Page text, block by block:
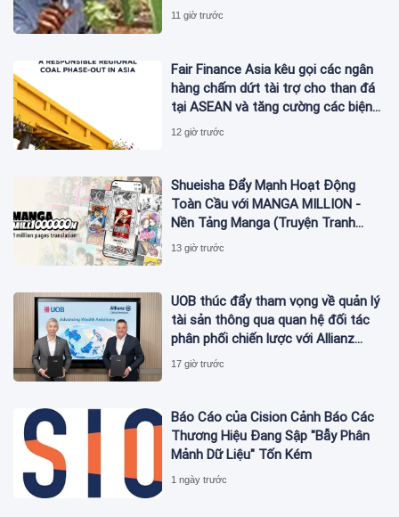
sản lượng không đủ để bán
11 giờ trước
Fair Finance Asia kêu gọi các ngân
hàng chấm dứt tài trợ cho than đá
tại ASEAN và tăng cường các biện
pháp bảo vệ xã hội
12 giờ trước
Shueisha Đẩy Mạnh Hoạt Động
Toàn Cầu với MANGA MILLION -
Nền Tảng Manga (Truyện Tranh
Nhật Bản) Hỗ Trợ 100 Ngôn Ngữ
13 giờ trước
UOB thúc đẩy tham vọng về quản lý
tài sản thông qua quan hệ đối tác
phân phối chiến lược với Allianz
Global Investors
17 giờ trước
Báo Cáo của Cision Cảnh Báo Các
Thương Hiệu Đang Sập "Bẫy Phân
Mảnh Dữ Liệu" Tốn Kém
1 ngày trước